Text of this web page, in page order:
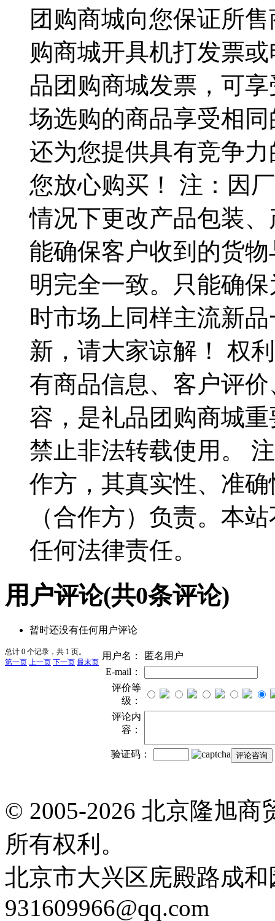
团购商城向您保证所
购商城开具机打发票
品团购商城发票，可
场选购的商品享受相
还为您提供具有竞争
您放心购买！ 注：因
情况下更改产品包装
能确保客户收到的货
明完全一致。只能确
时市场上同样主流新
新，请大家谅解！ 权
有商品信息、客户评
容，是礼品团购商城
禁止非法转载使用。
作方，其真实性、准
（合作方）负责。本
任何法律责任。
用户评论(共0条评论)
暂时还没有任何用户评论
总计 0 个记录，共 1 页。
第一页
上一页 下一页 最末页
用户名：
匿名用户
E-mail：
评价等
级：
评论内
容：
验证码：
© 2005-2026 北京隆旭
所有权利。
北京市大兴区庑殿路成和
931609966@qq.com